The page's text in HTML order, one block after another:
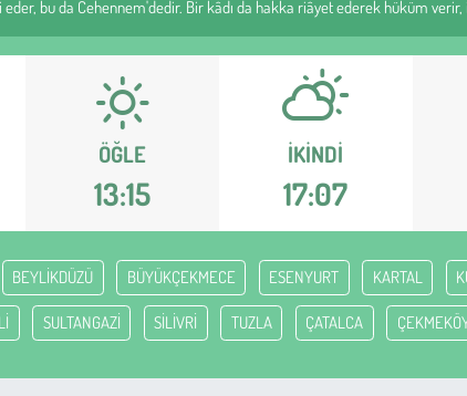
eder, bu da Cehennem'dedir. Bir kâdı da hakka riâyet ederek hüküm
ÖĞLE
13:15
İKINDI
17:07
BEYLİKDÜZÜ BÜYÜKÇEKMECE ESENYURT KARTAL
SULTANGAZİ SİLİVRİ TUZLA ÇATALCA